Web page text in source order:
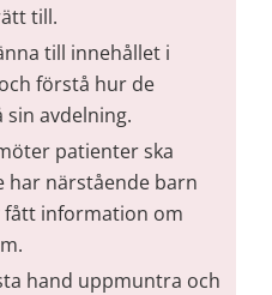
till.
till innehållet i
förstå hur de
avdelning.
patienter ska
har närstående barn
fått information om
hand uppmuntra och